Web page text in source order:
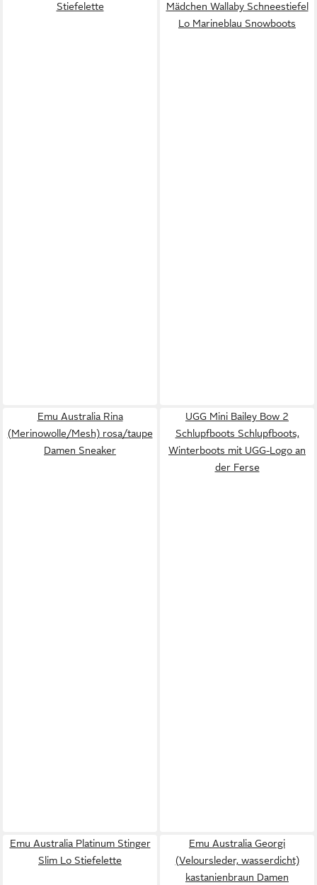
Stiefelette
Mädchen Wallaby Schneestiefel
Lo Marineblau Snowboots
Emu Australia Rina
(Merinowolle/Mesh) rosa/taupe
Damen Sneaker
UGG Mini Bailey Bow 2
Schlupfboots Schlupfboots,
Winterboots mit UGG-Logo an
der Ferse
Emu Australia Platinum Stinger
Slim Lo Stiefelette
Emu Australia Georgi
(Veloursleder, wasserdicht)
kastanienbraun Damen